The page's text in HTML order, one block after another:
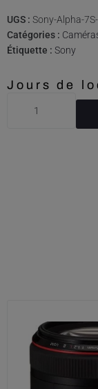
UGS : Sony-Alpha-
Catégories :
Étiquette : Sony
Jours de